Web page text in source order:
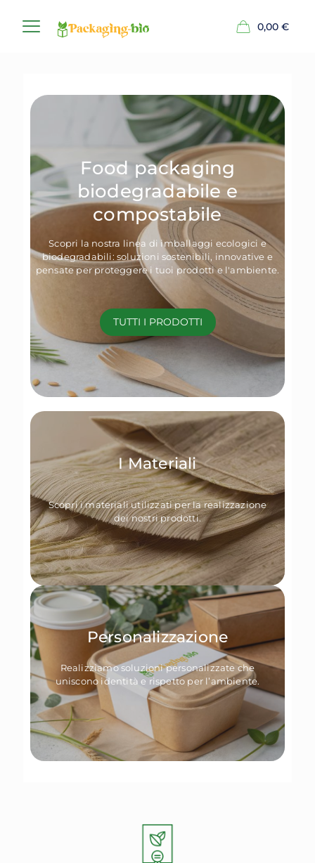
0,00 €
Food packaging
biodegradabile e
compostabile
Scopri la nostra linea di imballaggi ecologici e
biodegradabili: soluzioni sostenibili, innovative e
pensate per proteggere i tuoi prodotti e l'ambiente.
TUTTI I PRODOTTI
I Materiali
Scopri i materiali utilizzati per la realizzazione
dei nostri prodotti.
Personalizzazione
Realizziamo soluzioni personalizzate che
uniscono identità e rispetto per l’ambiente.